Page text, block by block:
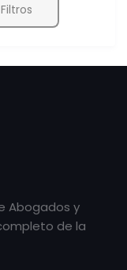
Abogados y
de la